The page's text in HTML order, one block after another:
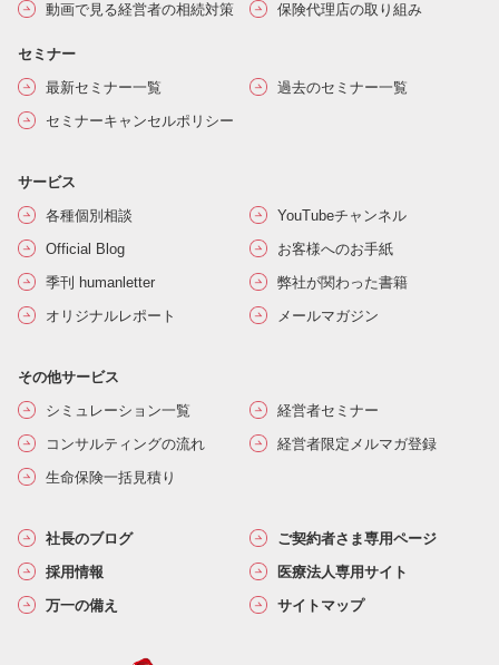
動画で見る経営者の相続対策
保険代理店の取り組み
セミナー
最新セミナー一覧
過去のセミナー一覧
セミナーキャンセルポリシー
サービス
各種個別相談
YouTubeチャンネル
Official Blog
お客様へのお手紙
季刊 humanletter
弊社が関わった書籍
オリジナルレポート
メールマガジン
その他サービス
シミュレーション一覧
経営者セミナー
コンサルティングの流れ
経営者限定メルマガ登録
生命保険一括見積り
社長のブログ
ご契約者さま専用ページ
採用情報
医療法人専用サイト
万一の備え
サイトマップ